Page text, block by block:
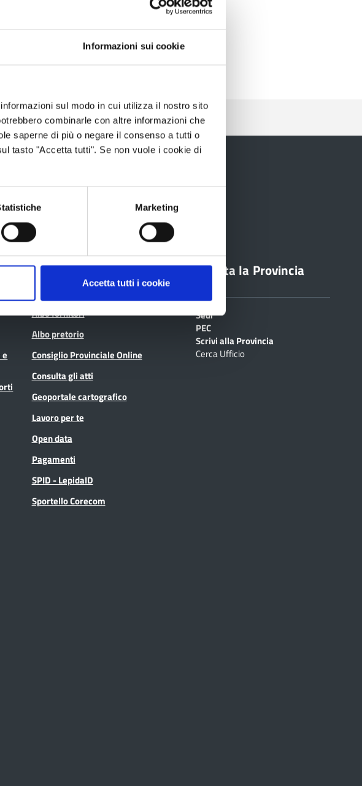
Informazioni sui cookie
sul modo in cui utilizza il nostro sito
combinarle con altre informazioni che
saperne di più o negare il consenso a tutti o
tasto "Accetta tutti". Se non vuole i cookie di
Marketing
Accetta tutti i cookie
del
Servizi online
Albo fornitori
Albo pretorio
Consiglio Provinciale Online
Consulta gli atti
Geoportale cartografico
Lavoro per te
Open data
Pagamenti
SPID - LepidaID
Sportello Corecom
Contatta la Provincia
Sedi
PEC
Scrivi alla Provincia
Cerca Ufficio